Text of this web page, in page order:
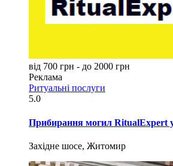
від 700 грн - до 2000 грн
Реклама
Ритуальні послуги
5.0
Прибирання могил RitualExpert
Західне шосе, Житомир